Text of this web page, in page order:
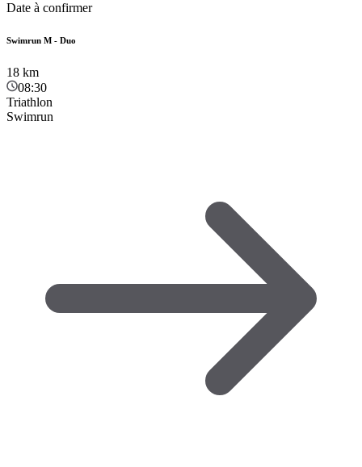
Date à confirmer
Swimrun M - Duo
18 km
08:30
Triathlon
Swimrun